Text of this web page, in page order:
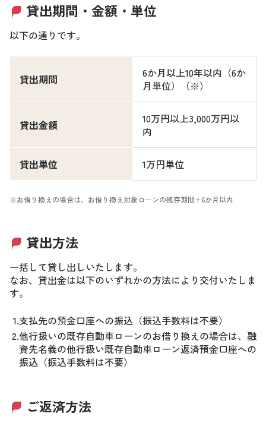
貸出期間・金額・単位
以下の通りです。
貸出期間
6か月以上10年以内（6か
月単位）（※）
貸出金額
10万円以上3,000万円以
内
貸出単位 1万円単位
※お借り換えの場合は、お借り換え対象ローンの残存期間+6か月以内
貸出方法
一括して貸し出しいたします。
なお、貸出金は以下のいずれかの方法により交付いたしま
す。
1.支払先の預金口座への振込（振込手数料は不要）
2.他行扱いの既存自動車ローンのお借り換えの場合は、融
資先名義の他行扱い既存自動車ローン返済預金口座への
振込（振込手数料は不要）
ご返済方法